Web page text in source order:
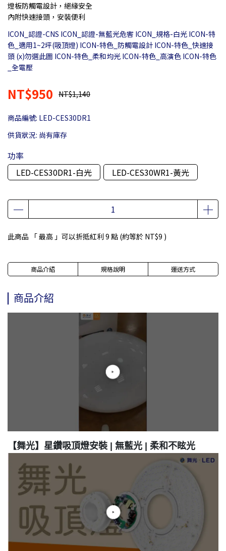
燈板防觸電設計，絕緣安全
內附快速接頭，安裝便利
ICON_認證-CNS ICON_認證-無藍光危害 ICON_規格-白光 ICON-特
色_適用1~2坪(吸頂燈) ICON-特色_防觸電設計 ICON-特色_快速接
頭 (x)勿選此圖 ICON-特色_柔和均光 ICON-特色_高演色 ICON-特色
_全電壓
NT$950 NT$1,140
商品編號: LED-CES30DR1
供貨狀況: 尚有庫存
功率
LED-CES30DR1-白光
LED-CES30WR1-黃光
此商品 「 最高 」可以折抵紅利 9 點 (約等於 NT$9 )
商品介紹 規格說明 運送方式
商品介紹
【舞光】星鑽吸頂燈安裝 | 無藍光 | 柔和不眩光